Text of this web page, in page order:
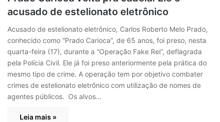
acusado de estelionato eletrônico
Acusado de estelionato eletrônico, Carlos Roberto Melo Prado,
conhecido como “Prado Carioca”, de 65 anos, foi preso, nesta
quarta-feira (17), durante a “Operação Fake Rei”, deflagrada
pela Polícia Civil. Ele já foi preso anteriormente pela prática do
mesmo tipo de crime. A operação tem por objetivo combater
crimes de estelionato eletrônico com utilização de nomes de
agentes públicos. Os alvos…
Leia mais »